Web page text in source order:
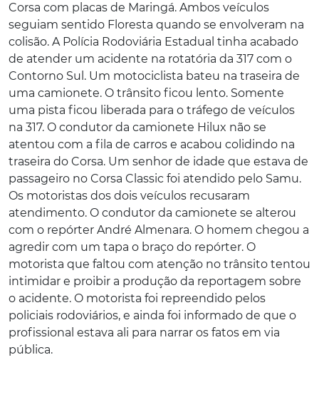
Corsa com placas de Maringá. Ambos veículos
seguiam sentido Floresta quando se envolveram na
colisão. A Polícia Rodoviária Estadual tinha acabado
de atender um acidente na rotatória da 317 com o
Contorno Sul. Um motociclista bateu na traseira de
uma camionete. O trânsito ficou lento. Somente
uma pista ficou liberada para o tráfego de veículos
na 317. O condutor da camionete Hilux não se
atentou com a fila de carros e acabou colidindo na
traseira do Corsa. Um senhor de idade que estava de
passageiro no Corsa Classic foi atendido pelo Samu.
Os motoristas dos dois veículos recusaram
atendimento. O condutor da camionete se alterou
com o repórter André Almenara. O homem chegou a
agredir com um tapa o braço do repórter. O
motorista que faltou com atenção no trânsito tentou
intimidar e proibir a produção da reportagem sobre
o acidente. O motorista foi repreendido pelos
policiais rodoviários, e ainda foi informado de que o
profissional estava ali para narrar os fatos em via
pública.